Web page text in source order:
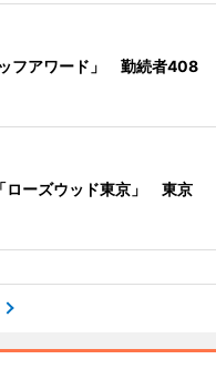
フアワード」 勤続者408
ローズウッド東京」 東京